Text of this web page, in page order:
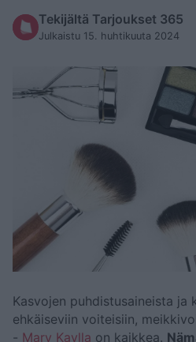
Tekijältä Tarjoukset 365
Julkaistu 15. huhtikuuta 2024
Kasvojen puhdistusaineista
ehkäiseviin voiteisiin,
- Mary Kaylla on kaikkea.